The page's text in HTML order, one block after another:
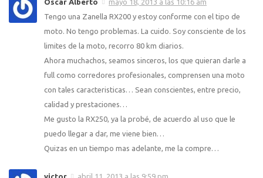
Oscar Alberto
mayo 18, 2013 a las 10:16 am
Tengo una Zanella RX200 y estoy conforme con el tipo de
moto. No tengo problemas. La cuido. Soy consciente de los
limites de la moto, recorro 80 km diarios.
Ahora muchachos, seamos sinceros, los que quieran darle a
full como corredores profesionales, comprensen una moto
con tales caracteristicas… Sean conscientes, entre precio,
calidad y prestaciones…
Me gusto la RX250, ya la probé, de acuerdo al uso que le
puedo llegar a dar, me viene bien…
Quizas en un tiempo mas adelante, me la compre…